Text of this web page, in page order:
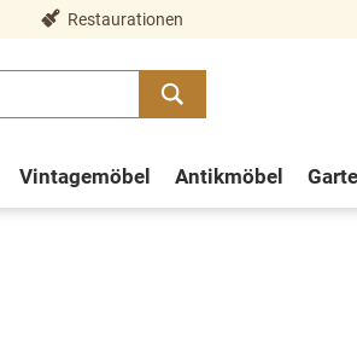
Restaurationen
Vintagemöbel Antikmöbel